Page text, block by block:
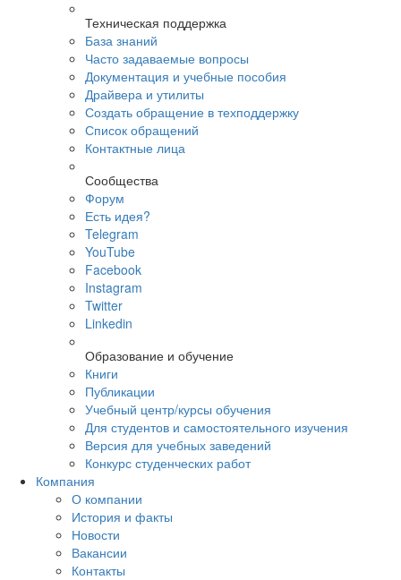
Техническая поддержка
База знаний
Часто задаваемые вопросы
Документация и учебные пособия
Драйвера и утилиты
Создать обращение в техподдержку
Список обращений
Контактные лица
Сообщества
Форум
Есть идея?
Telegram
YouTube
Facebook
Instagram
Twitter
Linkedin
Образование и обучение
Книги
Публикации
Учебный центр/курсы обучения
Для студентов и самостоятельного изучения
Версия для учебных заведений
Конкурс студенческих работ
Компания
О компании
История и факты
Новости
Вакансии
Контакты